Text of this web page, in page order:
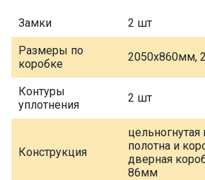
Замки 2 шт
Размеры по
коробке
2050х860мм,
Контуры
уплотнения
2 шт
Конструкция
цельногнутая
полотна и
дверная
86мм